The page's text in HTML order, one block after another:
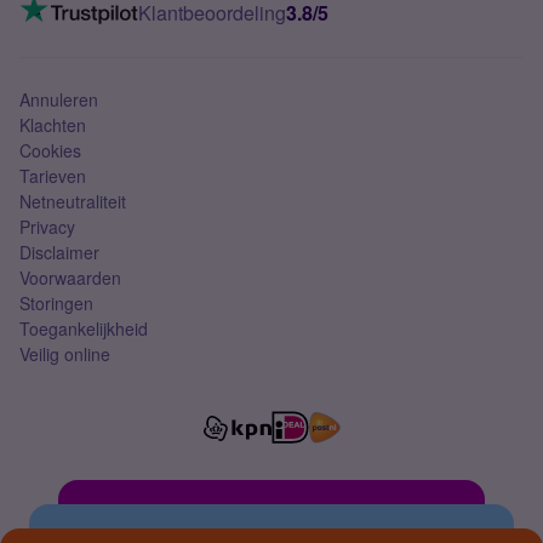
Mobiel abonnement
Klantbeoordeling3.8/5
Annuleren
Klachten
Cookies
Tarieven
Netneutraliteit
Privacy
Disclaimer
Voorwaarden
Storingen
Toegankelijkheid
Veilig online